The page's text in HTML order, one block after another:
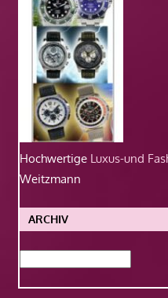
Hochwertige Luxus-und
Weitzmann
ARCHIV